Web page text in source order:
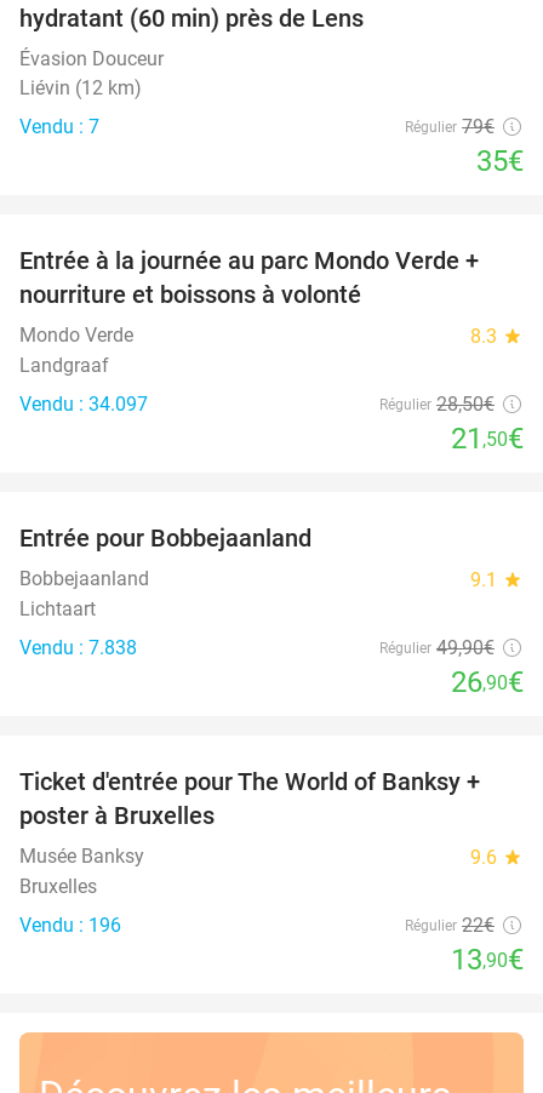
hydratant (60 min) près de Lens
Évasion Douceur
Liévin (12 km)
Vendu : 7
Régulier 79€
35€
25%
Entrée à la journée au parc Mondo Verde +
nourriture et boissons à volonté
Mondo Verde 8.3 star
Landgraaf
Vendu : 34.097
Régulier 28,50€
21 ,50€
Entrée pour Bobbejaanland
Bobbejaanland 9.1 star
Lichtaart
Vendu : 7.838
Régulier 49,90€
26,90€
37%
Ticket d'entrée pour The World of Banksy +
poster à Bruxelles
Musée Banksy 9.6 star
Bruxelles
Vendu : 196
Régulier 22€
13,90€